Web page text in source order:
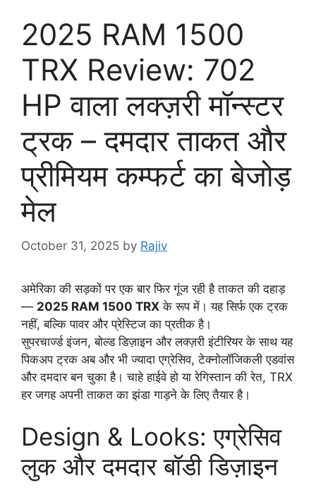
2025 RAM 1500
TRX Review: 702
HP वाला लक्ज़री मॉन्स्टर
ट्रक – दमदार ताकत और
प्रीमियम कम्फर्ट का बेजोड़
मेल
October 31, 2025 by Rajiv
अमेरिका की सड़कों पर एक बार फिर गूंज रही है ताकत की दहाड़
— 2025 RAM 1500 TRX के रूप में। यह सिर्फ एक ट्रक
नहीं, बल्कि पावर और प्रेस्टिज का प्रतीक है।
सुपरचार्ज्ड इंजन, बोल्ड डिज़ाइन और लक्ज़री इंटीरियर के साथ यह
पिकअप ट्रक अब और भी ज्यादा एग्रेसिव, टेक्नोलॉजिकली एडवांस
और दमदार बन चुका है। चाहे हाईवे हो या रेगिस्तान की रेत, TRX
हर जगह अपनी ताकत का झंडा गाड़ने के लिए तैयार है।
Design & Looks: एग्रेसिव
लुक और दमदार बॉडी डिज़ाइन